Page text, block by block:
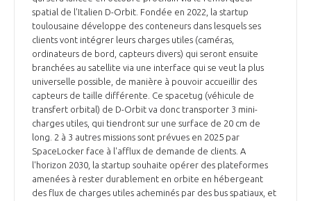
spatial de l'Italien D-Orbit. Fondée en 2022, la startup
toulousaine développe des conteneurs dans lesquels ses
clients vont intégrer leurs charges utiles (caméras,
ordinateurs de bord, capteurs divers) qui seront ensuite
branchées au satellite via une interface qui se veut la plus
universelle possible, de manière à pouvoir accueillir des
capteurs de taille différente. Ce spacetug (véhicule de
transfert orbital) de D-Orbit va donc transporter 3 mini-
charges utiles, qui tiendront sur une surface de 20 cm de
long. 2 à 3 autres missions sont prévues en 2025 par
SpaceLocker face à l'afflux de demande de clients. A
l'horizon 2030, la startup souhaite opérer des plateformes
amenées à rester durablement en orbite en hébergeant
des flux de charges utiles acheminés par des bus spatiaux, et